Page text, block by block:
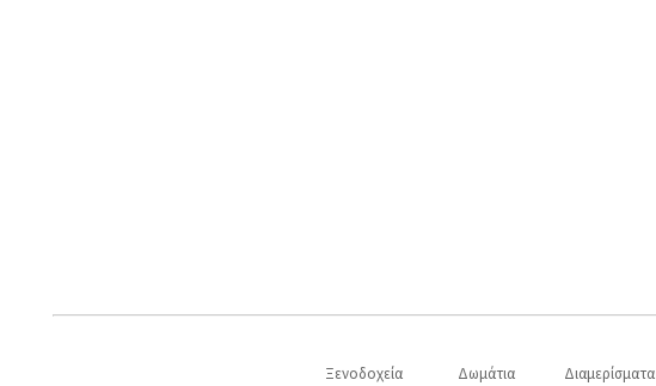
Ξενοδοχεία Δωμάτια Διαμερίσματα